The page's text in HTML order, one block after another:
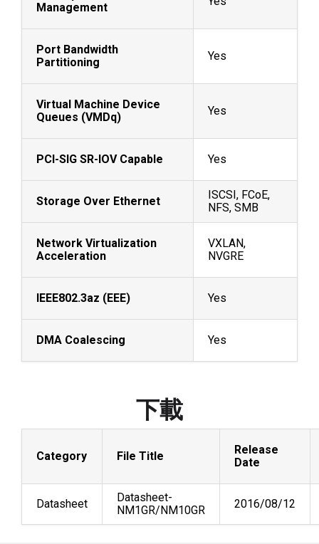
Management
Port Bandwidth
Partitioning
Yes
Virtual Machine Device
Queues (VMDq)
Yes
PCI-SIG SR-IOV Capable Yes
Storage Over Ethernet
ISCSI, FCoE,
NFS, SMB
Network Virtualization
Acceleration
VXLAN,
NVGRE
IEEE802.3az (EEE) Yes
DMA Coalescing Yes
下載
Category File Title
Release
Date
Datasheet
Datasheet-
NM1GR/NM10GR
2016/08/12